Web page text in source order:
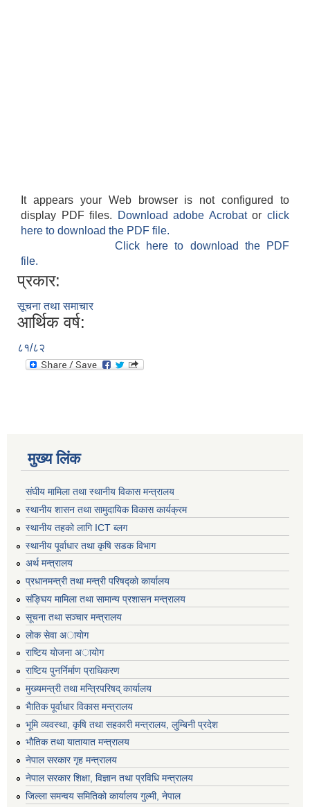
It appears your Web browser is not configured to
display PDF files.
Download adobe Acrobatorclick
here to download the PDF file.
Click here to download the PDF
file.
प्रकार:
सूचना तथा समाचार
आर्थिक वर्ष:
८१/८२
मुख्य लिंक
संघीय मामिला तथा स्थानीय विकास मन्त्रालय
स्थानीय शासन तथा सामुदायिक विकास कार्यक्रम
स्थानीय तहको लागि ICT ब्लग
स्थानीय पूर्वाधार तथा कृषि सडक विभाग
अर्थ मन्त्रालय
प्रधानमन्त्री तथा मन्त्री परिषद्काे कार्यालय
संङ्घिय मामिला तथा सामान्य प्रशासन मन्त्रालय
सूचना तथा सञ्चार मन्त्रालय
लाेक सेवा अायाेग
राष्टिय याेजना अायाेग
राष्टिय पुनर्निर्माण प्राधिकरण
मुख्यमन्त्री तथा मन्त्रिपरिषद् कार्यालय
भैातिक पूर्वाधार विकास मन्त्रालय
भूमि व्यवस्था, कृषि तथा सहकारी मन्त्रालय, लु्म्बिनी प्रदेश
भाैतिक तथा यातायात मन्त्रालय
नेपाल सरकार गृह मन्त्रालय
नेपाल सरकार शिक्षा, विज्ञान तथा प्रविधि मन्त्रालय
जिल्ला समन्वय समितिको कार्यालय गुल्मी, नेपाल